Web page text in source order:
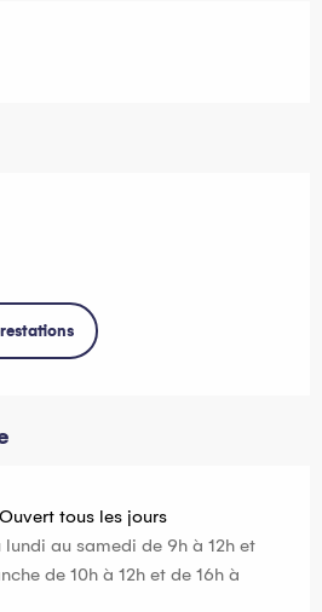
tous les jours
au samedi de 9h à 12h et
de 10h à 12h et de 16h à